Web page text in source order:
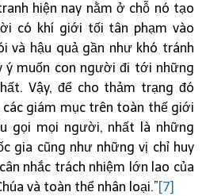
hiện nay nằm ở chỗ nó tạo
có khí giới tối tân phạm vào
và hậu quả gần như khó tránh
ý muốn con người đi tới những
Vậy, để cho thảm trạng đó
các giám mục trên toàn thế giới
gọi mọi người, nhất là những
gia cũng như những vị chỉ huy
nhắc trách nhiệm lớn lao của
và toàn thể nhân loại.”[7]